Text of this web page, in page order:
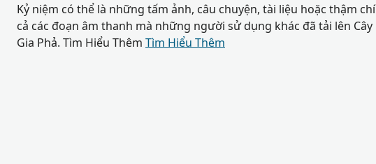
Kỷ niệm có thể là những tấm ảnh, câu chuyện, tài liệu hoặc thậm chí
cả các đoạn âm thanh mà những người sử dụng khác đã tải lên Cây
Gia Phả. Tìm Hiểu Thêm Tìm Hiểu Thêm